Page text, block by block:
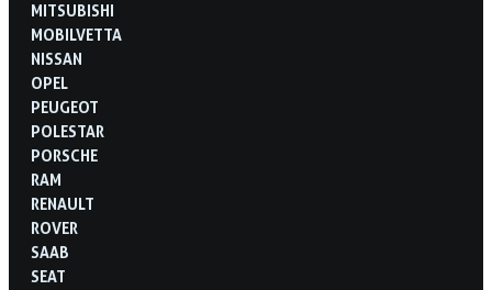
MITSUBISHI
MOBILVETTA
NISSAN
OPEL
PEUGEOT
POLESTAR
PORSCHE
RAM
RENAULT
ROVER
SAAB
SEAT